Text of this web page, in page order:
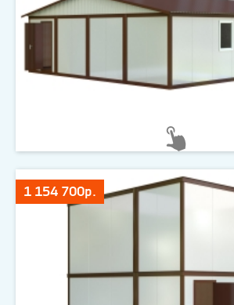
1 154 700р.